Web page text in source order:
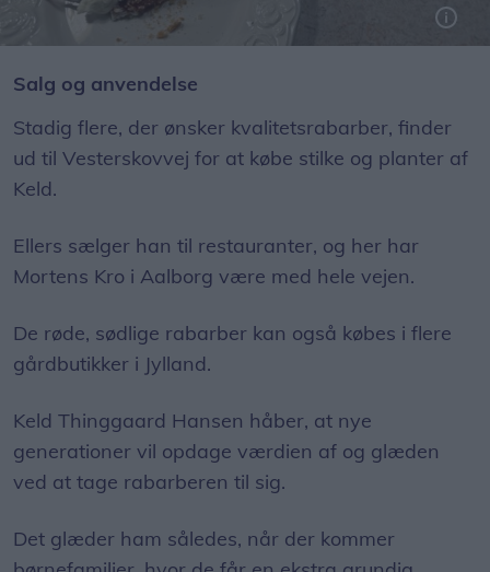
Salg og anvendelse
Stadig flere, der ønsker kvalitetsrabarber, finder
ud til Vesterskovvej for at købe stilke og planter af
Keld.
Ellers sælger han til restauranter, og her har
Mortens Kro i Aalborg være med hele vejen.
De røde, sødlige rabarber kan også købes i flere
gårdbutikker i Jylland.
Keld Thinggaard Hansen håber, at nye
generationer vil opdage værdien af og glæden
ved at tage rabarberen til sig.
Det glæder ham således, når der kommer